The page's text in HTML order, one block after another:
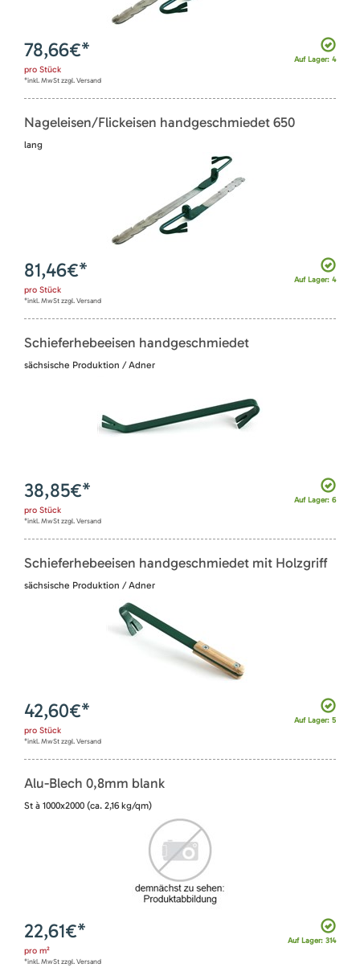
Auf Lager: 4
78,66€*
pro Stück
*inkl. MwSt zzgl. Versand
Nageleisen/Flickeisen handgeschmiedet 650
lang
Auf Lager: 4
81,46€*
pro Stück
*inkl. MwSt zzgl. Versand
Schieferhebeeisen handgeschmiedet
sächsische Produktion / Adner
Auf Lager: 6
38,85€*
pro Stück
*inkl. MwSt zzgl. Versand
Schieferhebeeisen handgeschmiedet mit Holzgriff
sächsische Produktion / Adner
Auf Lager: 5
42,60€*
pro Stück
*inkl. MwSt zzgl. Versand
Alu-Blech 0,8mm blank
St à 1000x2000 (ca. 2,16 kg/qm)
Auf Lager: 314
22,61€*
pro m²
*inkl. MwSt zzgl. Versand